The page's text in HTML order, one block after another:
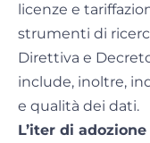
licenze e
strumenti di
Direttiva e
include, inoltre,
e qualità dei dati.
L’iter di adozione